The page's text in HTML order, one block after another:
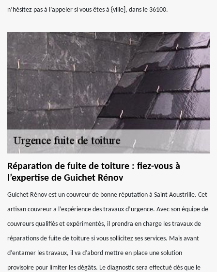
n’hésitez pas à l’appeler si vous êtes à {ville], dans le 36100.
Réparation de fuite de toiture : fiez-vous à
l’expertise de Guichet Rénov
Guichet Rénov est un couvreur de bonne réputation à Saint Aoustrille. Cet
artisan couvreur a l’expérience des travaux d’urgence. Avec son équipe de
couvreurs qualifiés et expérimentés, il prendra en charge les travaux de
réparations de fuite de toiture si vous sollicitez ses services. Mais avant
d’entamer les travaux, il va d’abord mettre en place une solution
provisoire pour limiter les dégâts. Le diagnostic sera effectué dès que le